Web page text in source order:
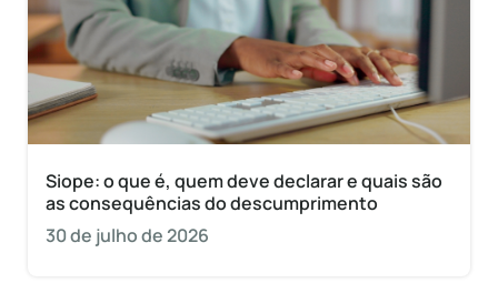
Siope: o que é, quem deve declarar e quais são
as consequências do descumprimento
30 de julho de 2026